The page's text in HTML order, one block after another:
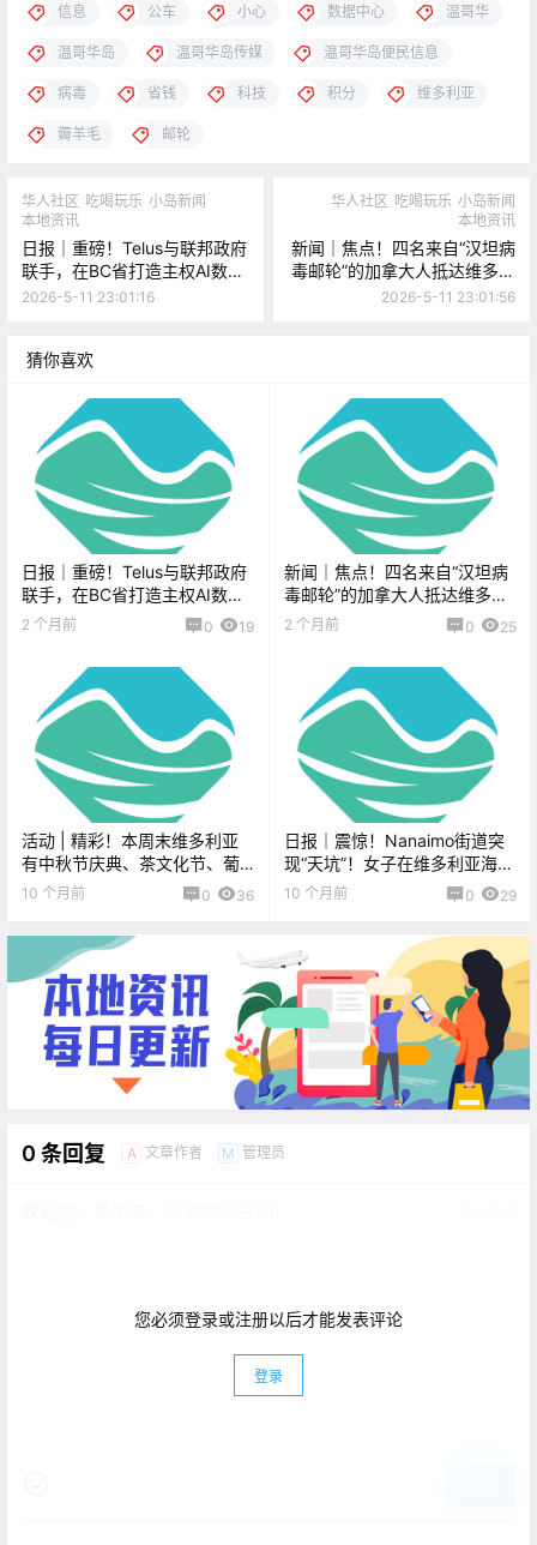
信息 公车 小心 数据中心 温哥华
温哥华岛 温哥华岛传媒 温哥华岛便民信息
病毒 省钱 科技 积分 维多利亚
薅羊毛 邮轮
华人社区 吃喝玩乐 小岛新闻
本地资讯
日报｜重磅！Telus与联邦政府
联手，在BC省打造主权AI数据
中心！View Royal公路赛车，
2026-5-11 23:01:16
华人社区 吃喝玩乐 小岛新闻
本地资讯
新闻｜焦点！四名来自“汉坦病
毒邮轮”的加拿大人抵达维多利
亚，在岛上隔离！今天凌晨你
2026-5-11 23:01:56
猜你喜欢
日报｜重磅！Telus与联邦政府
联手，在BC省打造主权AI数据
中心！View Royal公路赛车，
2 个月前 0 19
新闻｜焦点！四名来自“汉坦病
毒邮轮”的加拿大人抵达维多利
亚，在岛上隔离！今天凌晨你
被安珀警报惊醒了吗？孩子已
安全获救！
2 个月前 0 25
活动 | 精彩！本周末维多利亚
有中秋节庆典、茶文化节、葡
萄酒节、丰收集市、南瓜节、
恐怖电影节、鬼怪酒吧之旅！
10 个月前 0 36
日报｜震惊！Nanaimo街道突
现“天坑”！女子在维多利亚海滨
突然分娩！
10 个月前 0 29
0 条回复 A 文章作者 M 管理员
您必须登录或注册以后才能发表评论
登录